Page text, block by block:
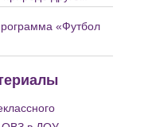
«Футбол